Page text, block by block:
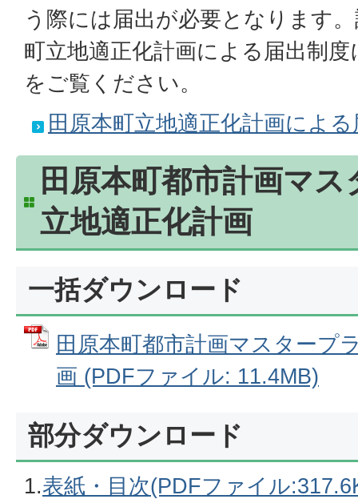
う際には届出が必要となります
町立地適正化計画による届出制
をご覧ください。
田原本町立地適正化計画によ
田原本町都市計画マ
立地適正化計画
一括ダウンロード
田原本町都市計画マスタープ
画 (PDFファイル: 11.4MB)
部分ダウンロード
1.表紙・目次(PDFファイル